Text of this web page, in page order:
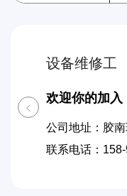
设备维修工
欢迎你的加入
公司地址：胶
联系电话：